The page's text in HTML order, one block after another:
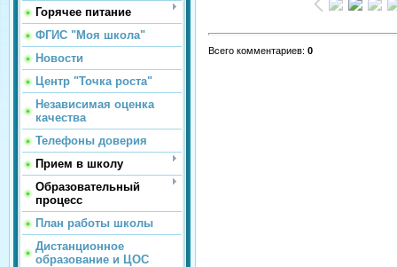
Горячее питание
ФГИС "Моя школа"
Новости
Центр "Точка роста"
Независимая оценка
качества
Телефоны доверия
Прием в школу
Образовательный
процесс
План работы школы
Дистанционное
образование и ЦОС
Всего комментариев: 0